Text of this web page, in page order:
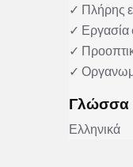
✓ Πλήρης
✓ Εργασία
✓
✓
Γλώσσα
Ελληνικά